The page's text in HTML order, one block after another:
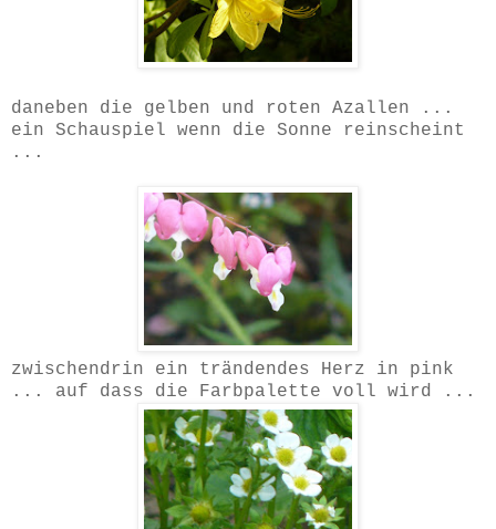
daneben die gelben und roten Azallen ...
ein Schauspiel wenn die Sonne reinscheint
...
zwischendrin ein trändendes Herz in pink
... auf dass die Farbpalette voll wird ...